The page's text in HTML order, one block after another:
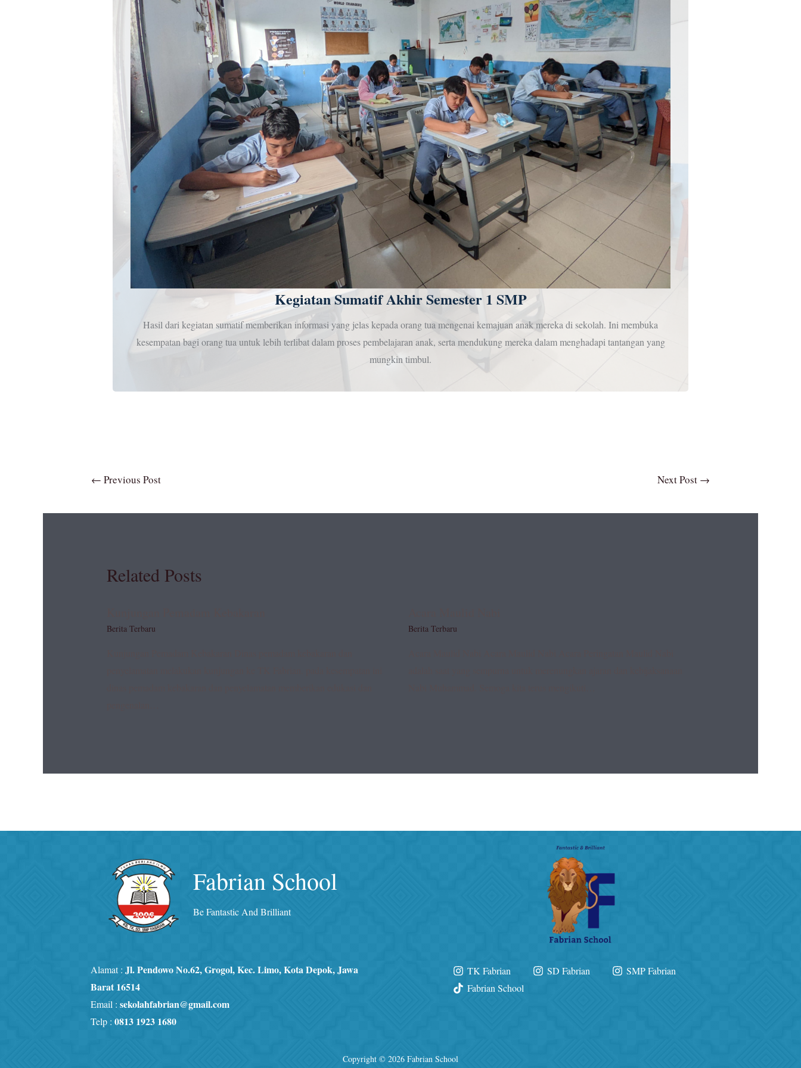
Kegiatan Sumatif Akhir Semester 1 SMP
Hasil dari kegiatan sumatif memberikan informasi yang jelas kepada orang tua mengenai kemajuan anak mereka di sekolah. Ini membuka
kesempatan bagi orang tua untuk lebih terlibat dalam proses pembelajaran anak, serta mendukung mereka dalam menghadapi tantangan yang
mungkin timbul.
← Previous Post Next Post →
Related Posts
Berita Terbaru Berita Terbaru
Fabrian School
Be Fantastic And Brilliant
Alamat : Jl. Pendowo No.62, Grogol, Kec. Limo, Kota Depok, Jawa
Barat 16514
Email : sekolahfabrian@gmail.com
Telp : 0813 1923 1680
TK Fabrian SD Fabrian
SMP Fabrian
Fabrian School
Copyright © 2026 Fabrian School